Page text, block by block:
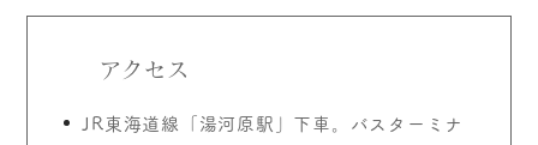
アクセス
JR東海道線「湯河原駅」下車。バスターミナ